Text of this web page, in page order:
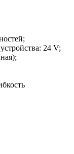
24 V;